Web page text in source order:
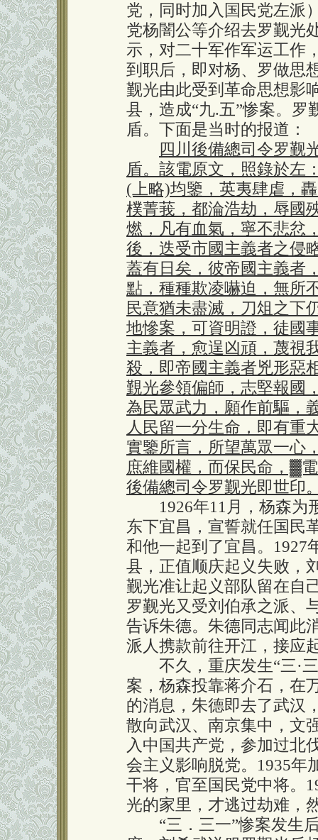
党，同时加入国民党左派
党杨闇公等介绍去罗觐光
示，对二十军作军运工作
到职后，即对杨、罗做思
觐光由此受到革命思想影
县，造成“九.五”惨案。罗
盾。下面是当时的报道：
四川後備總司令罗觐
盾。該電原文，照錄於左
(上略)均鑒，英夷肆虐，
樸菁莪，都淪浩劫，辱國
燃，凡有血氣，寧不悲忿
後，迭受市國主義者之侵
蓋有日矣，彼帝國主義者
點，種種欺凌嚇迫，無所
民意猶未盡滅，刀俎之下
地慘案，可資明證，徒國
主義者，愈逞凶頑，蔑視
殺，即帝國主義者兇形惡
覲光參領偏師，志堅報國
為民眾武力，願作前驅，
人民留一分生命，即有重
實鑒所言，所望萬眾一心
庶維國權，而保民命，▓
後備總司令罗觐光即世印
1926年11月，杨森为
东下宜昌，宣誓就任国民
和他一起到了宜昌。1927
县，正值顺庆起义失败，
觐光准让起义部队留在自
罗觐光又受刘伯承之派、
告诉朱德。朱德同志闻此
派人携款前往开江，接应
不久，重庆发生“三·三
案，杨森投靠蒋介石，在
的消息，朱德即去了武汉
散向武汉、南京集中，文
入中国共产党，参加过北
会主义影响脱党。1935年
干将，官至国民党中将。
光的家里，才逃过劫难，
“三．三一”惨案发生后